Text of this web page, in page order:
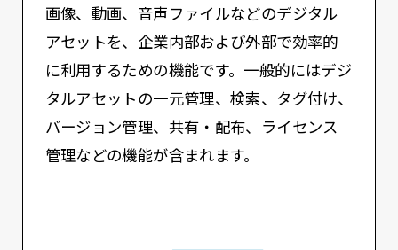
画像、動画、音声ファイルなどのデジタル
アセットを、企業内部および外部で効率的
に利用するための機能です。一般的にはデジ
タルアセットの一元管理、検索、タグ付け、
バージョン管理、共有・配布、ライセンス
管理などの機能が含まれます。